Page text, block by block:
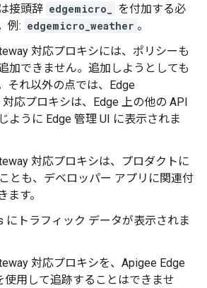
接頭辞 edgemicro_
を付加する必
例: edgemicro_weather 。
対応プロキシには、ポリシーも
加できません。追加しようとしても
それ以外の点では、Edge
応プロキシは、Edge 上の他の API
ように Edge 管理 UI に表示されま
対応プロキシは、プロダクトに
とも、デベロッパー アプリに関連付
ます。
にトラフィック データが表示されま
対応プロキシを、Apigee Edge
使用して追跡することはできませ